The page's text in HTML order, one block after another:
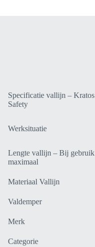
Specificatie vallijn – Kratos
Safety
Werksituatie
Lengte vallijn – Bij gebruik
maximaal
Materiaal Vallijn
Valdemper
Merk
Categorie